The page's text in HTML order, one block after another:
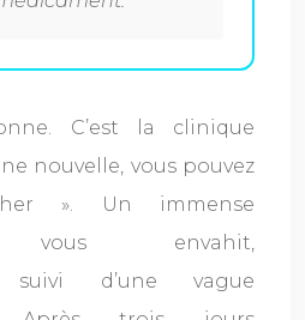
C’est la clinique
nouvelle, vous pouvez
». Un immense
vous envahit,
suivi d’une vague